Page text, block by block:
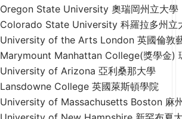
Oregon State University 奧瑞岡州立大學
Colorado State University 科羅拉多州立
University of the Arts London 英國倫敦
Marymount Manhattan College(獎學金)
University of Arizona 亞利桑那大學
Lansdowne College 英國萊斯頓學院
University of Massachusetts Boston 麻